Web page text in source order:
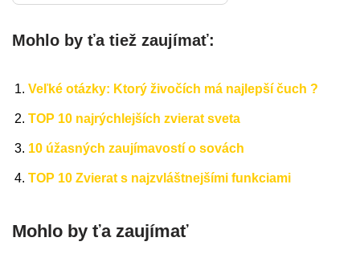
Mohlo by ťa tiež zaujímať:
Veľké otázky: Ktorý živočích má najlepší čuch ?
TOP 10 najrýchlejších zvierat sveta
10 úžasných zaujímavostí o sovách
TOP 10 Zvierat s najzvláštnejšími funkciami
Mohlo by ťa zaujímať